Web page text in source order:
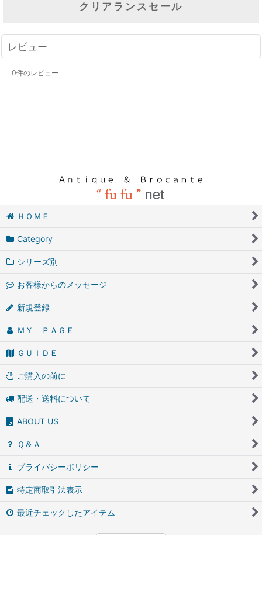
クリアランスセール
レビュー
0件のレビュー
ＨＯＭＥ
Category
シリーズ別
お客様からのメッセージ
新規登録
ＭＹ ＰＡＧＥ
ＧＵＩＤＥ
ご購入の前に
配送・送料について
ABOUT US
Ｑ＆Ａ
プライバシーポリシー
特定商取引法表示
最近チェックしたアイテム